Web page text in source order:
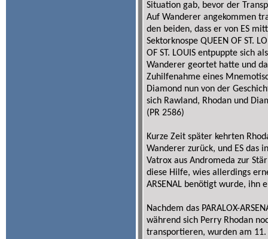
Situation gab, bevor der
Auf Wanderer angekommen
den beiden, dass er von ES
Sektorknospe QUEEN OF ST.
OF ST. LOUIS entpuppte sich
Wanderer geortet hatte und
Zuhilfenahme eines
Diamond nun von der
sich Rawland, Rhodan und
(PR 2586)
Kurze Zeit später kehrten
Wanderer zurück, und ES das
Vatrox aus Andromeda zur
diese Hilfe, wies allerdings
ARSENAL benötigt wurde, ihn
Nachdem das PARALOX-
während sich Perry Rhodan
transportieren, wurden am